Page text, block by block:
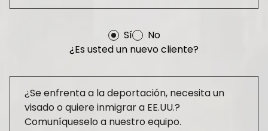
Sí
No
¿Es usted un nuevo cliente?